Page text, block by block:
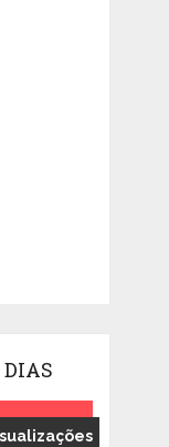
DIAS